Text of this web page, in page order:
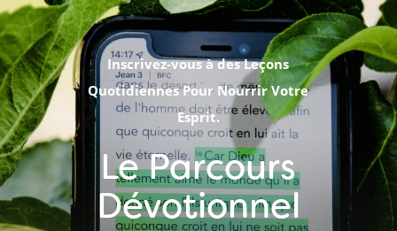
Inscrivez-vous à des Leçons
Quotidiennes Pour Nourrir Votre
Esprit.
Le Parcours
Dévotionnel